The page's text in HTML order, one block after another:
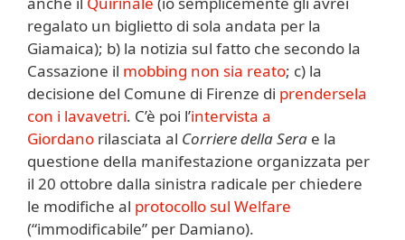
regalato un biglietto di sola andata per la
Giamaica); b) la notizia sul fatto che secondo la
Cassazione il mobbing non sia reato; c) la
decisione del Comune di Firenze di prendersela
con i lavavetri. C’è poi l’intervista a
Giordano rilasciata al Corriere della Sera e la
questione della manifestazione organizzata per
il 20 ottobre dalla sinistra radicale per chiedere
le modifiche al protocollo sul Welfare
(“immodificabile” per Damiano).